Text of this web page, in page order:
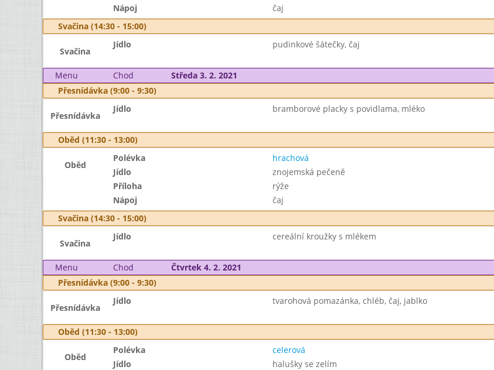
Nápoj
čaj
Svačina (14:30 - 15:00)
Svačina
Jídlo pudinkové šátečky, čaj
Menu Chod Středa 3. 2. 2021
Přesnídávka (9:00 - 9:30)
Přesnídávka
Jídlo bramborové placky s povidlama, mléko
Oběd (11:30 - 13:00)
Oběd
Polévka hrachová
Jídlo
znojemská pečeně
Příloha
rýže
Nápoj
čaj
Svačina (14:30 - 15:00)
Svačina
Jídlo cereální kroužky s mlékem
Menu Chod Čtvrtek 4. 2. 2021
Přesnídávka (9:00 - 9:30)
Přesnídávka
Jídlo tvarohová pomazánka, chléb, čaj, jablko
Oběd (11:30 - 13:00)
Oběd
Polévka celerová
Jídlo
halušky se zelím